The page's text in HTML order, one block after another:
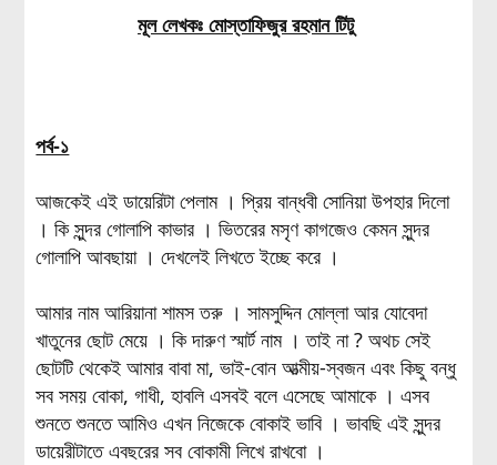
মূল লেখকঃ মোস্তাফিজুর রহমান টিটু
পর্ব-১
আজকেই এই ডায়েরিটা পেলাম । প্রিয় বান্ধবী সোনিয়া উপহার দিলো
। কি সুন্দর গোলাপি কাভার । ভিতরের মসৃণ কাগজেও কেমন সুন্দর
গোলাপি আবছায়া । দেখলেই লিখতে ইচ্ছে করে ।
আমার নাম আরিয়ানা শামস তরু । সামসুদ্দিন মোল্লা আর যোবেদা
খাতুনের ছোট মেয়ে । কি দারুণ স্মার্ট নাম । তাই না ? অথচ সেই
ছোটটি থেকেই আমার বাবা মা, ভাই-বোন আত্মীয়-স্বজন এবং কিছু বন্ধু
সব সময় বোকা, গাধী, হাবলি এসবই বলে এসেছে আমাকে । এসব
শুনতে শুনতে আমিও এখন নিজেকে বোকাই ভাবি । ভাবছি এই সুন্দর
ডায়েরীটাতে এবছরের সব বোকামী লিখে রাখবো ।